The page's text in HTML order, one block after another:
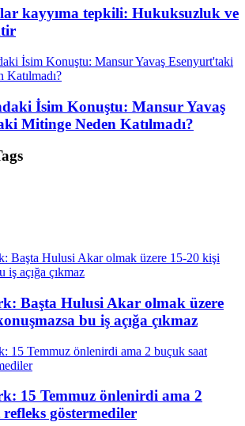
kayyıma tepkili: Hukuksuzluk ve
İsim Konuştu: Mansur Yavaş
Mitinge Neden Katılmadı?
Başta Hulusi Akar olmak üzere
bu iş açığa çıkmaz
15 Temmuz önlenirdi ama 2
göstermediler